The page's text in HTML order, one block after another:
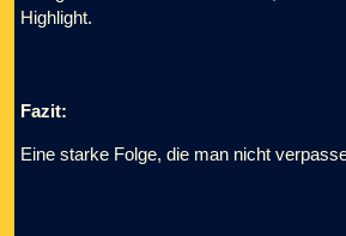
Highlight.
Fazit:
Eine starke Folge, die man nicht